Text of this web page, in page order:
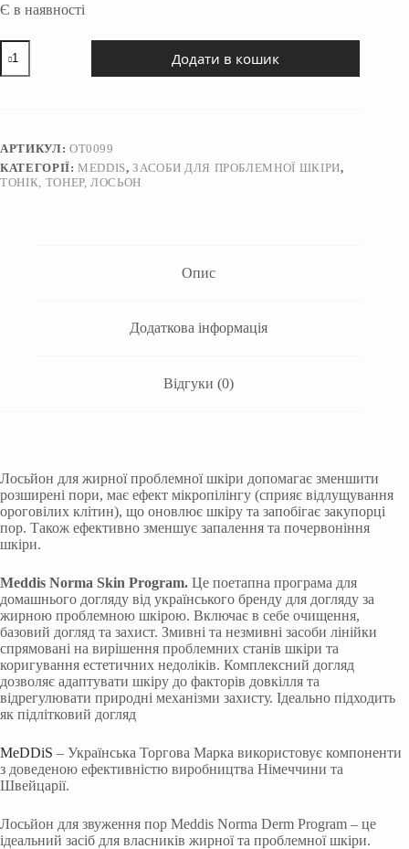
Є в наявності
Лосьйон
для
жирної
Derm
Program
150
Додати в кошик
АРТИКУЛ: OT0099
КАТЕГОРІЇ:MEDDIS,ЗАСОБИ ДЛЯ ПРОБЛЕМНОЇ ШКІРИ,
ТОНІК, ТОНЕР, ЛОСЬОН
Опис
Додаткова інформація
Відгуки (0)
Лосьйон для жирної проблемної шкіри допомагає зменшити
розширені пори, має ефект мікропілінгу (сприяє відлущування
ороговілих клітин), що оновлює шкіру та запобігає закупорці
пор. Також ефективно зменшує запалення та почервоніння
шкіри.
Meddis Norma Skin Program. Це поетапна програма для
домашнього догляду від українського бренду для догляду за
жирною проблемною шкірою. Включає в себе очищення,
базовий догляд та захист. Змивні та незмивні засоби лінійки
спрямовані на вирішення проблемних станів шкіри та
коригування естетичних недоліків. Комплексний догляд
дозволяє адаптувати шкіру до факторів довкілля та
відрегулювати природні механізми захисту. Ідеально підходить
як підлітковий догляд
MeDDiS – Українська Торгова Марка використовує компоненти
з доведеною ефективністю виробництва Німеччини та
Швейцарії.
Лосьйон для звуження пор Meddis Norma Derm Program – це
ідеальний засіб для власників жирної та проблемної шкіри.